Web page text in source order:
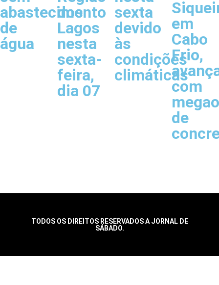
abastecimento
de
água
dos
Lagos
nesta
sexta-
feira,
dia 07
sexta
devido
às
condições
climáticas
em
Cabo
Frio,
com
de
TODOS OS DIREITOS RESERVADOS A JORNAL DE
SÁBADO.